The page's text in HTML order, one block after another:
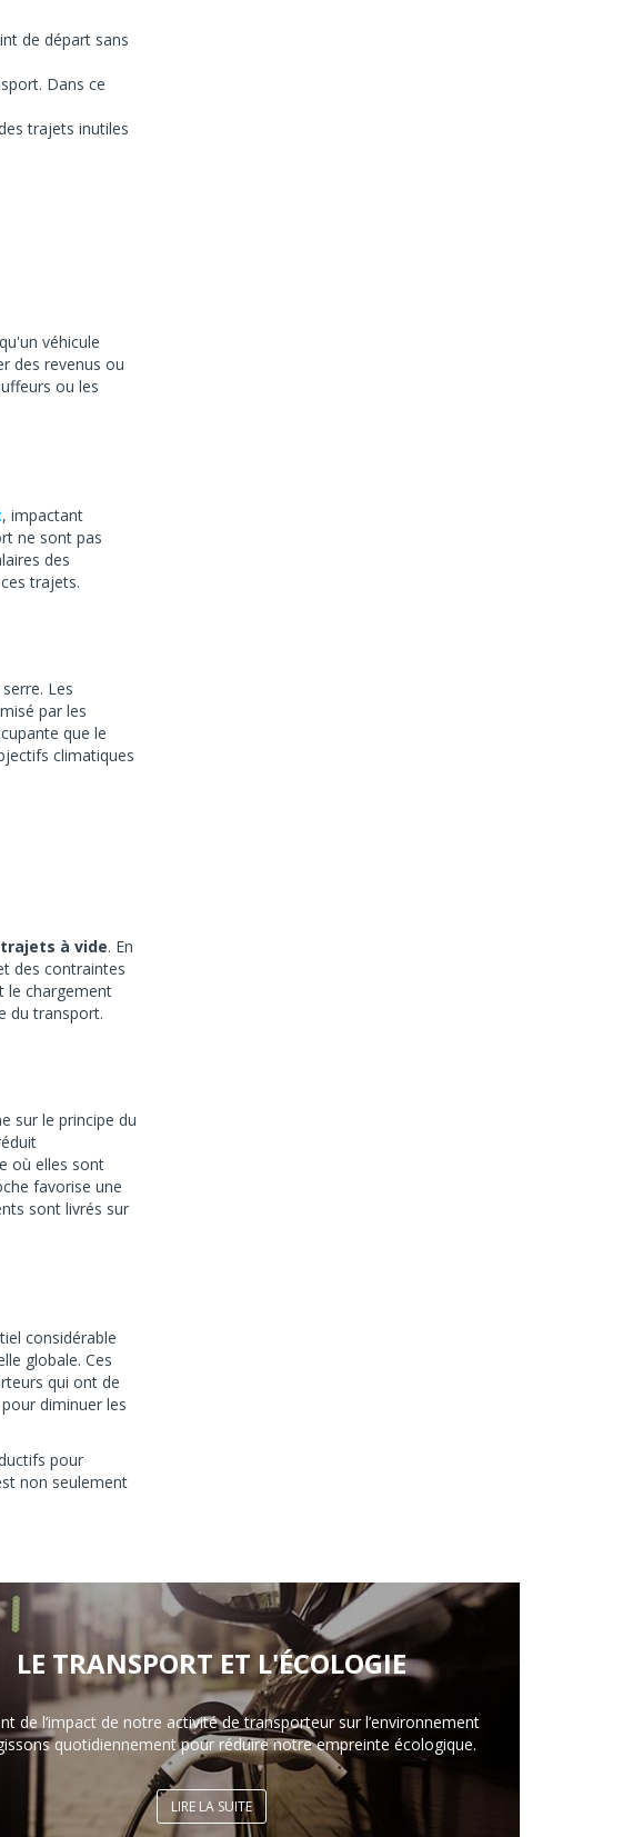
de départ sans
Dans ce
trajets inutiles
véhicule
des revenus ou
ou les
, impactant
ne sont pas
des
trajets.
Les
par les
que le
climatiques
à vide. En
des contraintes
le chargement
du transport.
sur le principe du
où elles sont
favorise une
sont livrés sur
considérable
globale. Ces
qui ont de
diminuer les
pour
non seulement
LE TRANSPORT ET L'ÉCOLOGIE
de l’impact de notre activité de transporteur sur l’environnement
quotidiennement pour réduire notre empreinte écologique.
LIRE LA SUITE